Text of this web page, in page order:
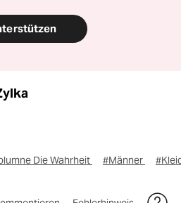
Die Wahrheit #Männer